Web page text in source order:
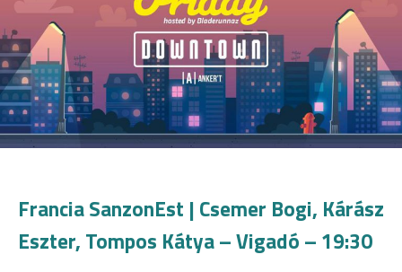
Francia SanzonEst | Csemer Bogi, Kárász
Eszter, Tompos Kátya – Vigadó – 19:30